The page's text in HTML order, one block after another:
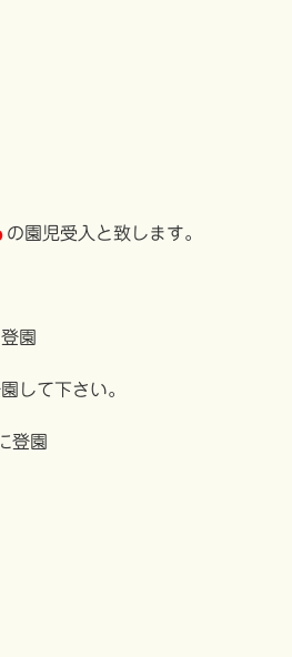
の園児受入と致します。
園
して下さい。
登園